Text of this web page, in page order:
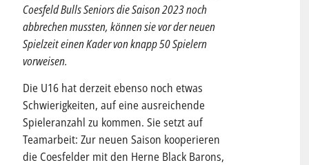
Coesfeld Bulls Seniors die Saison 2023 noch
abbrechen mussten, können sie vor der neuen
Spielzeit einen Kader von knapp 50 Spielern
vorweisen.
Die U16 hat derzeit ebenso noch etwas
Schwierigkeiten, auf eine ausreichende
Spieleranzahl zu kommen. Sie setzt auf
Teamarbeit: Zur neuen Saison kooperieren
die Coesfelder mit den Herne Black Barons,